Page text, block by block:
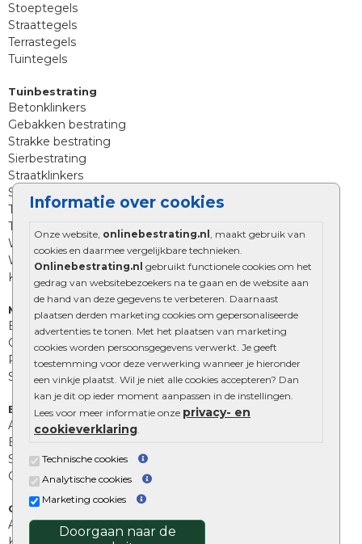
Informatie over cookies
Onze website, onlinebestrating.nl , maakt gebruik van
cookies en daarmee vergelijkbare technieken.
Onlinebestrating.nl gebruikt functionele cookies om het
gedrag van websitebezoekers na te gaan en de website aan
de hand van deze gegevens te verbeteren. Daarnaast
plaatsen derden marketing cookies om gepersonaliseerde
advertenties te tonen. Met het plaatsen van marketing
cookies worden persoonsgegevens verwerkt. Je geeft
toestemming voor deze verwerking wanneer je hieronder
een vinkje plaatst. Wil je niet alle cookies accepteren? Dan
kan je dit op ieder moment aanpassen in de instellingen.
Lees voor meer informatie onze privacy- en
cookieverklaring.
Technische cookies
Analytische cookies
Marketing cookies
Doorgaan naar de
Stoeptegels
Straattegels
Terrastegels
Tuintegels
Tuinbestrating
Betonklinkers
Gebakken bestrating
Strakke bestrating
Sierbestrating
Straatklinkers
Straatstenen
Trommelstenen
Tuinstenen
Waalformaat
Wildverband bestrating
Kingstones
Muurelementen
Betonbielzen
Opsluitbanden
Palissades
Stapelblokken
Extra benodigdheden
Afwatering en diversen
Beplantings en betonelementen
Split, grind en zand
Oprit tegels
Overig
Aanbiedingen